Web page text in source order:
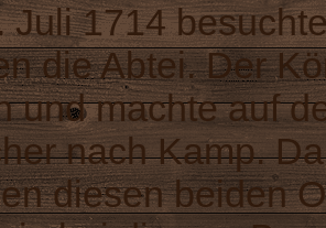
Juli 1714
die Abtei. Der
und machte auf
nach Kamp.
diesen beiden